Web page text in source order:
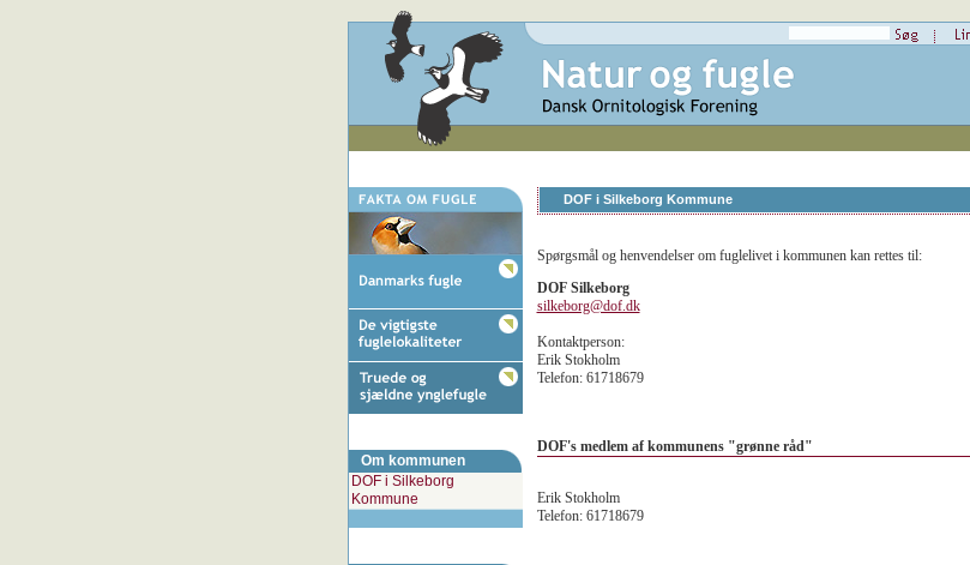
Om kommunen
DOF i Silkeborg
Kommune
DOF i Silkeborg Kommune
Spørgsmål og henvendelser om fuglelivet i kommunen kan rettes til:
DOF Silkeborg
silkeborg@dof.dk
Kontaktperson:
Erik Stokholm
Telefon: 61718679
DOF's medlem af kommunens "grønne råd"
Erik Stokholm
Telefon: 61718679